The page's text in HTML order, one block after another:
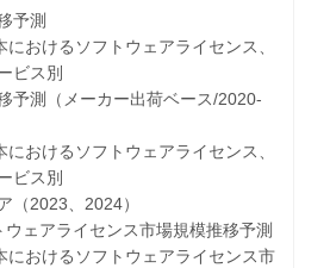
測
るソフトウェアライセンス、
ビス別
（メーカー出荷ベース/2020-
るソフトウェアライセンス、
ビス別
、2024）
ライセンス市場規模推移予測
るソフトウェアライセンス市